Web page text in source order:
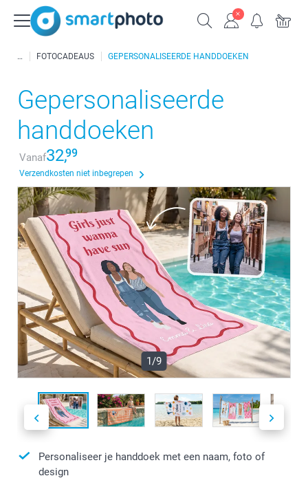
FOTOCADEAUS GEPERSONALISEERDE HANDDOEKEN
Gepersonaliseerde
handdoeken
Vanaf32,99
Verzendkosten niet inbegrepen
1/9
Personaliseer je handdoek met een naam, foto of
design